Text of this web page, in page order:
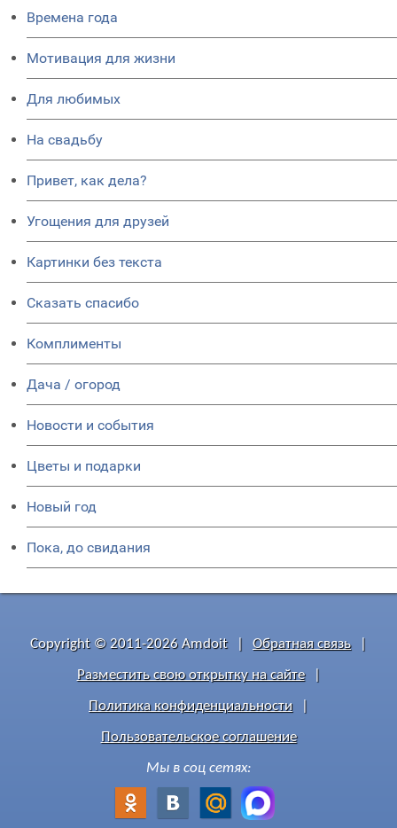
Времена года
Мотивация для жизни
Для любимых
На свадьбу
Привет, как дела?
Угощения для друзей
Картинки без текста
Сказать спасибо
Комплименты
Дача / огород
Новости и события
Цветы и подарки
Новый год
Пока, до свидания
Copyright © 2011-2026 Amdoit Обратная связь
Разместить свою открытку на сайте
Политика конфиденциальности
Пользовательское соглашение
Мы в соц сетях: